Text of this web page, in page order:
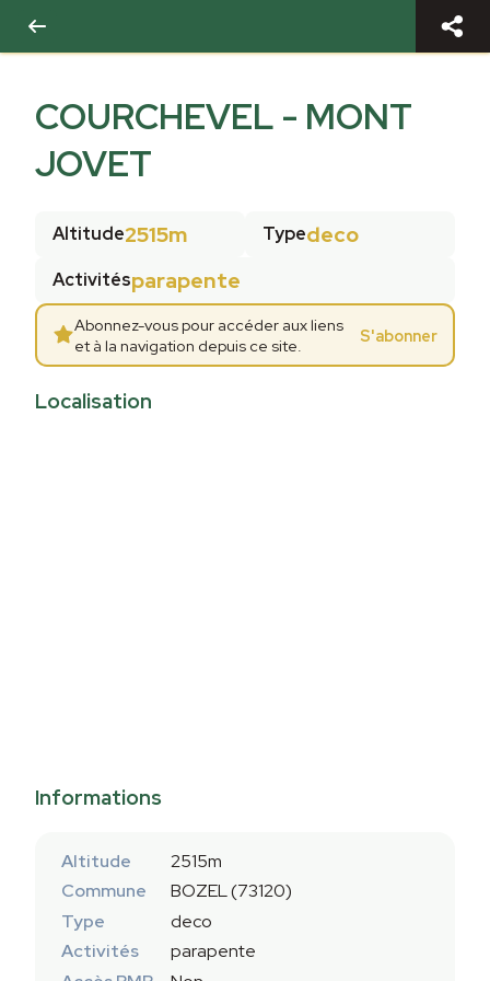
COURCHEVEL - MONT
JOVET
Altitude2515m Typedeco
Activitésparapente
Abonnez-vous pour accéder aux liens
et à la navigation depuis ce site.
S'abonner
Localisation
Informations
Altitude
2515m
Commune
BOZEL (73120)
Type
deco
Activités
parapente